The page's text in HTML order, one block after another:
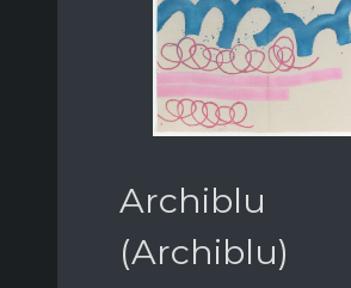
Archiblu
(Archiblu)